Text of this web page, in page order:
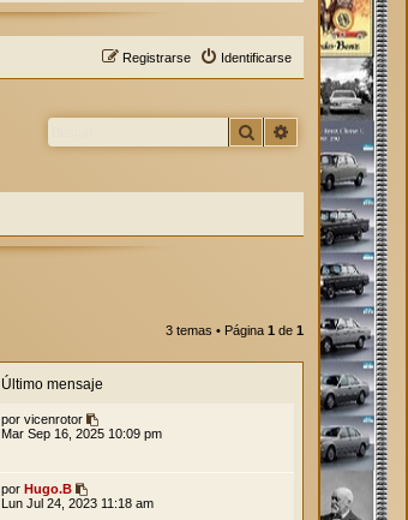
Identificarse
Registrarse
Buscar Búsqueda
3 temas • Página 1 de 1
Último mensaje
por vicenrotor
Mar Sep 16, 2025 10:09 pm
por Hugo.B
Lun Jul 24, 2023 11:18 am